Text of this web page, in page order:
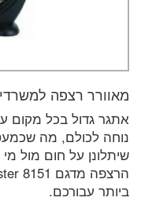
מאוורר רצפה
אתגר גדול בכל מקום
נוחה לכולם, מה
שיתלונן על חום מול
ביותר עבורכם.